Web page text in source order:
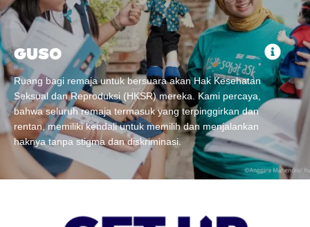
GUSO
Ruang bagi remaja untuk bersuara akan Hak Kesehatan
Seksual dan Reproduksi (HKSR) mereka. Kami percaya,
bahwa seluruh remaja termasuk yang terpinggirkan dan
rentan, memiliki kendali untuk memilih dan menjalankan
haknya tanpa stigma dan diskriminasi.